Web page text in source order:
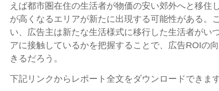
えば都市圏在住の生活者が物価の安い郊外へと移住
が高くなるエリアが新たに出現する可能性がある。
い、広告主は新たな生活様式に移行した生活者がい
アに接触しているかを把握することで、広告ROIの
きるだろう。
下記リンクからレポート全文をダウンロードできま